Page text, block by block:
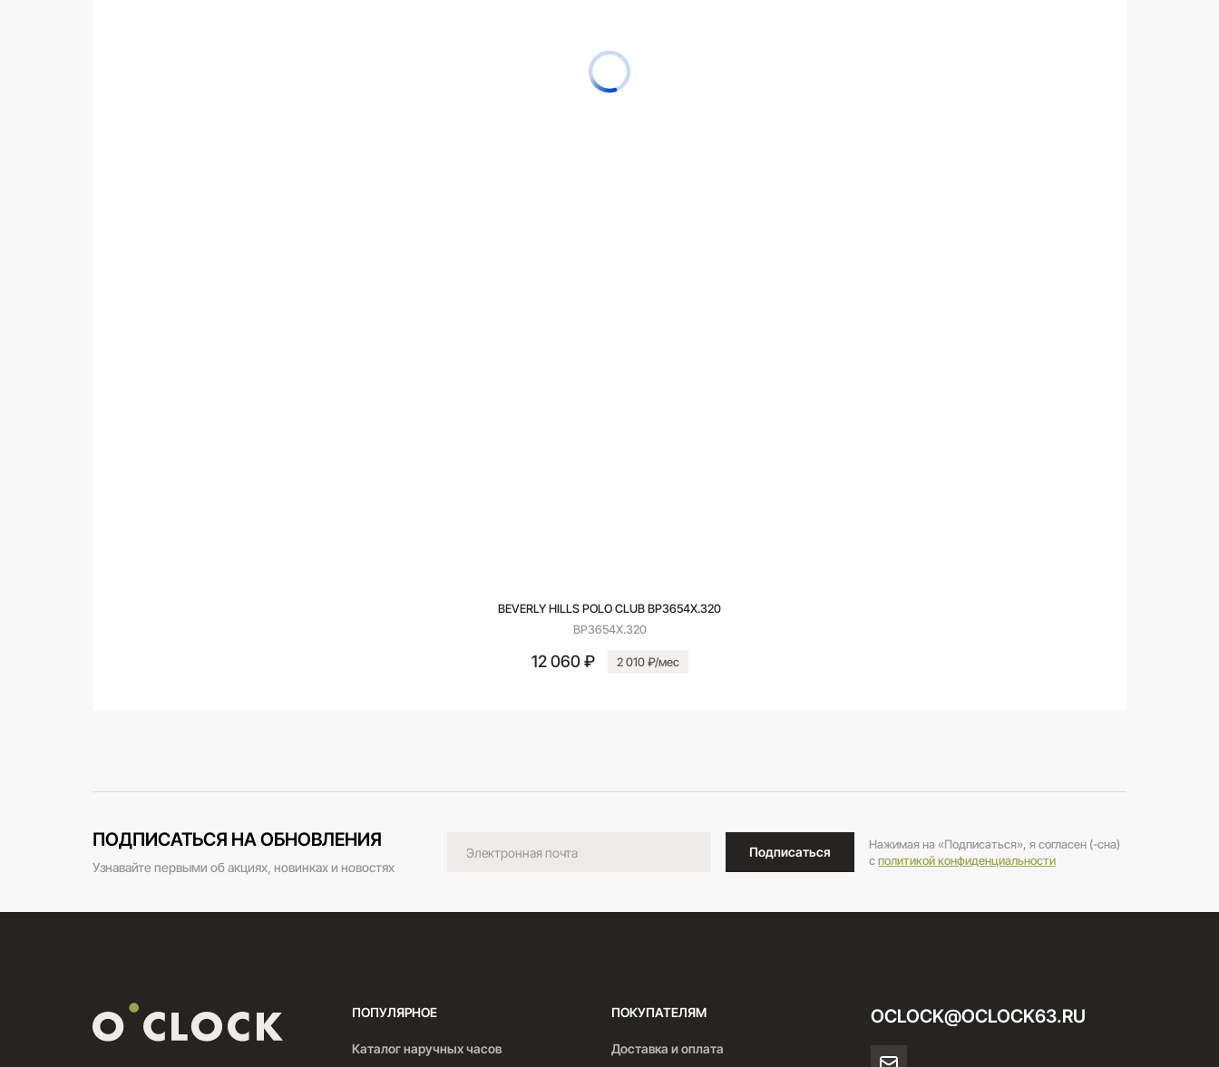
BEVERLY HILLS POLO CLUB BP3654X.320
BP3654X.320
12 060 ₽ 2 010 ₽/мес
ПОДПИСАТЬСЯ НА ОБНОВЛЕНИЯ
Узнавайте первыми об акциях, новинках и новостях
Подписаться
Нажимая на «Подписаться», я согласен (-сна)
cполитикой конфиденциальности
ПОПУЛЯРНОЕ
Каталог наручных часов
ПОКУПАТЕЛЯМ
Доставка и оплата
OCLOCK@OCLOCK63.RU